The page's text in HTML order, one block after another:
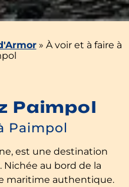
» À voir et à faire à
Paimpol
Paimpol
est une destination
au bord de la
maritime authentique.